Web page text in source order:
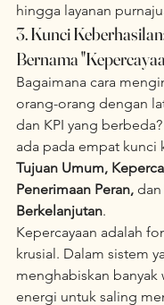
hingga layanan
3. Kunci
Bernama
Bagaimana cara
orang-orang dengan
dan KPI yang
ada pada empat kunci
Tujuan Umum,
Penerimaan Peran, dan
Berkelanjutan.
Kepercayaan adalah
krusial. Dalam sistem
menghabiskan banyak
energi untuk saling